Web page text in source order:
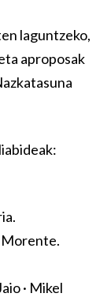
laguntzeko,
aproposak
Morente.
· Mikel